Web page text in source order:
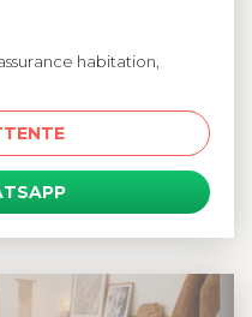
habitation,